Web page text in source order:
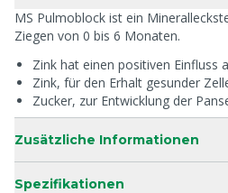
MS Pulmoblock ist ein
Ziegen von 0 bis 6 Monaten.
Zink hat einen positiven Einfluss
Zink, für den Erhalt gesunder
Zucker, zur Entwicklung der
Zusätzliche Informationen
Spezifikationen